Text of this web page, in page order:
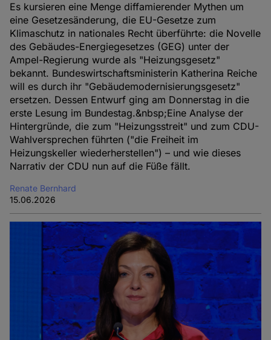
Es kursieren eine Menge diffamierender Mythen um
eine Gesetzesänderung, die EU-Gesetze zum
Klimaschutz in nationales Recht überführte: die Novelle
des Gebäudes-Energiegesetzes (GEG) unter der
Ampel-Regierung wurde als "Heizungsgesetz"
bekannt. Bundeswirtschaftsministerin Katherina Reiche
will es durch ihr "Gebäudemodernisierungsgesetz"
ersetzen. Dessen Entwurf ging am Donnerstag in die
erste Lesung im Bundestag.&nbsp;Eine Analyse der
Hintergründe, die zum "Heizungsstreit" und zum CDU-
Wahlversprechen führten ("die Freiheit im
Heizungskeller wiederherstellen") – und wie dieses
Narrativ der CDU nun auf die Füße fällt.
Renate Bernhard
15.06.2026